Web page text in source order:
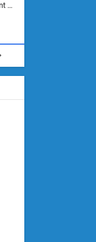
Amióta bejött, csak ezzel játszom. Viszont mint minden más - akár az alapjáték is, ez is baromira összetett lett. Néha már pár kör után is esélytelen az egész. Vagy irreállisan túltápol valaki, vagy lelép a partner, vagy csak hülye mint a segg. És amikor eljönne az én időm, na akkor jön el mindenki másé is. Engem jobban érdekelne, hogy ki milyen ratingen szokott játszani. Na ez lenne egy érdekes adat.